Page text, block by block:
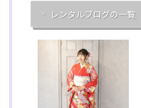
レンタルブログの一覧